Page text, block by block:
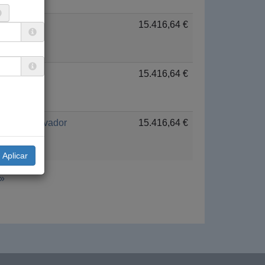
Cuba 15.416,64 €
Perú 15.416,64 €
El Salvador 15.416,64 €